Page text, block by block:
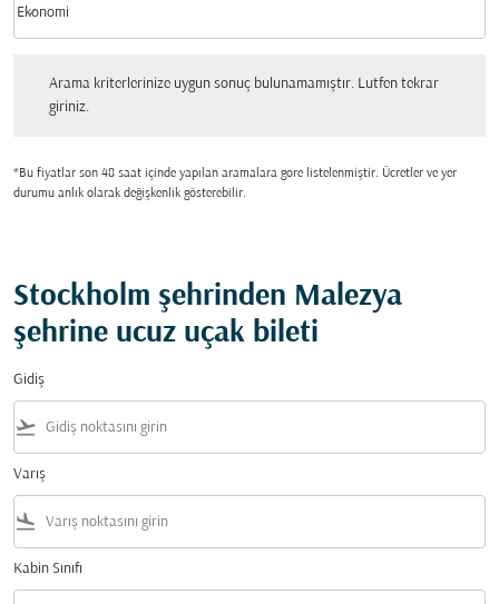
Kabin Sınıfı option Ekonomi Selected
Ekonomi
keyboard_arrow_down
Arama kriterlerinize uygun sonuç bulunamamıştır. Lutfen tekrar
giriniz.
*Bu fiyatlar son 48 saat içinde yapılan aramalara gore listelenmiştir. Ücretler ve yer
durumu anlık olarak değişkenlik gösterebilir.
Stockholm şehrinden Malezya
şehrine ucuz uçak bileti
Gidiş
flight_takeoff
Varış
flight_land
Kabin Sınıfı